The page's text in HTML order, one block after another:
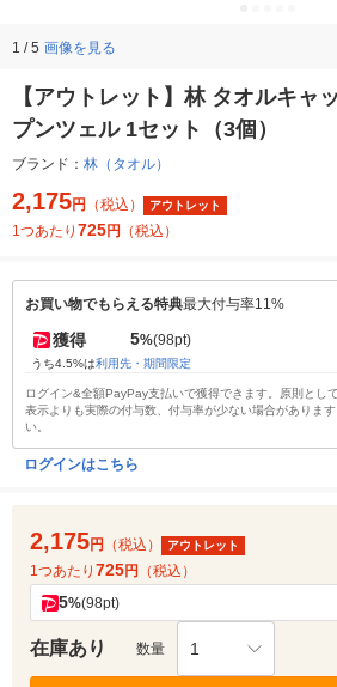
1 / 5 画像を見る
【アウトレット】林 タオルキ
プンツェル 1セット（3個）
ブランド： 林（タオル）
2,175円 （税込） アウトレット
1つあたり 725円 （税込）
お買い物でもらえる特典最大付与率11%
獲得 5%(98pt)
うち4.5%は利用先・期間限定
ログイン&全額PayPay支払いで獲得できます。原則とし
表示よりも実際の付与数、付与率が少ない場合がありま
い。
ログインはこちら
2,175円 （税込） アウトレット
1つあたり 725円 （税込）
5%(98pt)
在庫あり 数量 1